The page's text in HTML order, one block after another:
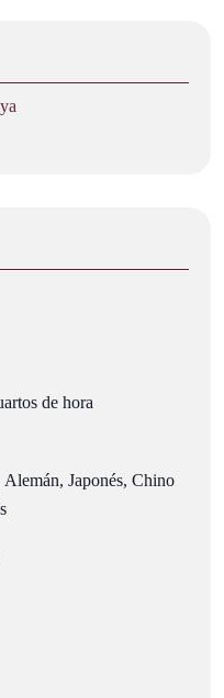
de hora
Japonés, Chino